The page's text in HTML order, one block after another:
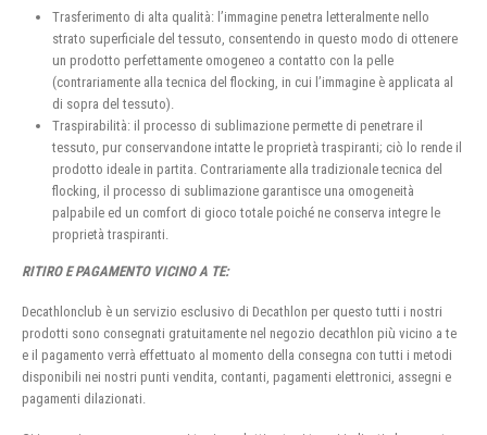
Trasferimento di alta qualità: l’immagine penetra letteralmente nello
strato superficiale del tessuto, consentendo in questo modo di ottenere
un prodotto perfettamente omogeneo a contatto con la pelle
(contrariamente alla tecnica del flocking, in cui l’immagine è applicata al
di sopra del tessuto).
Traspirabilità: il processo di sublimazione permette di penetrare il
tessuto, pur conservandone intatte le proprietà traspiranti; ciò lo rende il
prodotto ideale in partita. Contrariamente alla tradizionale tecnica del
flocking, il processo di sublimazione garantisce una omogeneità
palpabile ed un comfort di gioco totale poiché ne conserva integre le
proprietà traspiranti.
RITIRO E PAGAMENTO VICINO A TE:
Decathlonclub è un servizio esclusivo di Decathlon per questo tutti i nostri
prodotti sono consegnati gratuitamente nel negozio decathlon più vicino a te
e il pagamento verrà effettuato al momento della consegna con tutti i metodi
disponibili nei nostri punti vendita, contanti, pagamenti elettronici, assegni e
pagamenti dilazionati.